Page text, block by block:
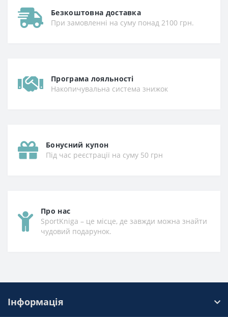
Безкоштовна доставка
При замовленні на суму понад 2100 грн.
Програма лояльності
Накопичувальна система знижок
Бонусний купон
Під час реєстрації на суму 50 грн
Про нас
SportKniga – це місце, де завжди можна знайти
чудовий подарунок.
Інформація